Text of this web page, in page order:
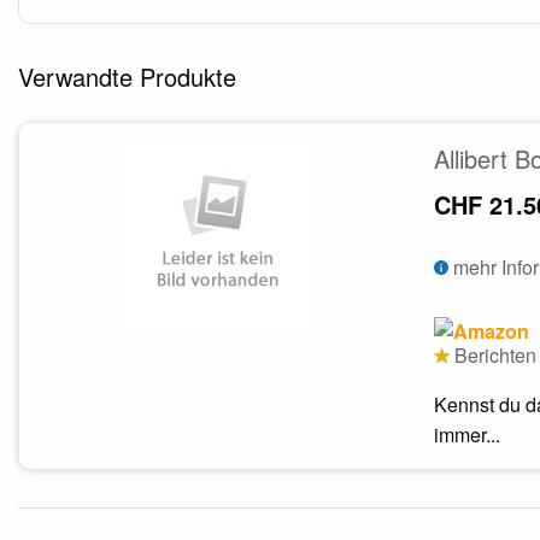
Verwandte Produkte
Allibert
CHF
mehr
Berichten
Kennst du
immer...